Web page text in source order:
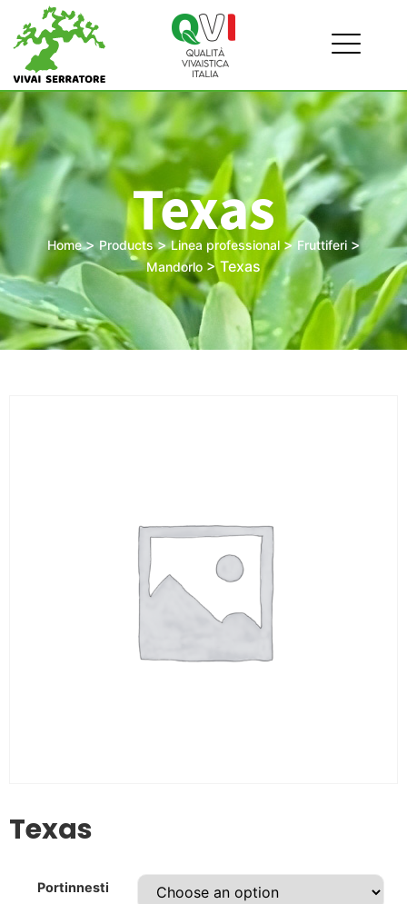
Texas
Home> Products>Linea professional>Fruttiferi>
Mandorlo >Texas
Texas
Portinnesti